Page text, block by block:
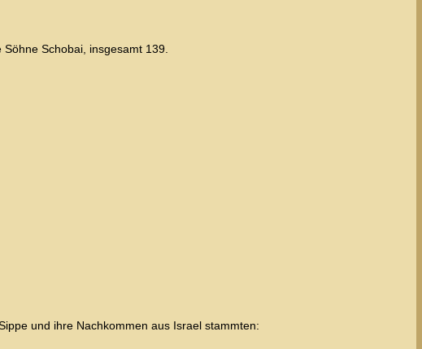
Schobai, insgesamt 139.
und ihre Nachkommen aus Israel stammten: